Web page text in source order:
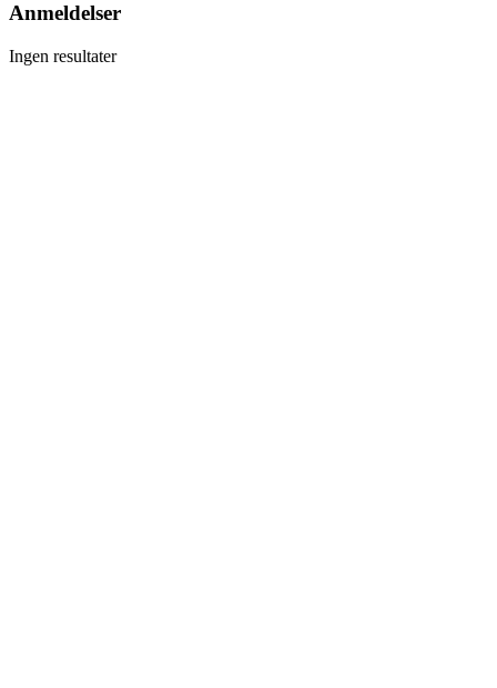
Anmeldelser
Ingen resultater